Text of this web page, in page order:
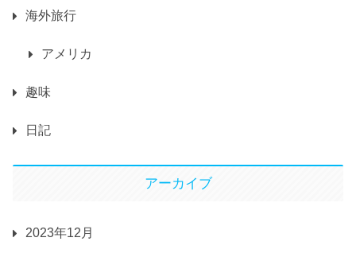
海外旅行
アメリカ
趣味
日記
アーカイブ
2023年12月